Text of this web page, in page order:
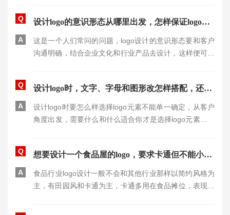
Q 设计logo的意识形态从哪里出发，怎样保证logo设计出来有内涵又很高档
A
这是一个人们常问的问题，logo设计的意识形态要和客户
沟通明确，结合企业文化和行业产品去设计，这样便可以
Q 设计logo时，文字、字母和图形改怎样搭配，还是单独用图形或者汉字设计好呢？
A
设计logo时要怎么样选择logo元素不能单一确定，从客户
角度出发，需要什么和什么适合你才是选择logo元素的重
Q 想要设计一个食品屋的logo，要求卡通但不能小气，有哪些思路和方案？
A
食品行业logo设计一般不会和其他行业那样以简约风格为
主，有田园风和卡通为主，卡通多用在食品摊位，表现可